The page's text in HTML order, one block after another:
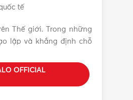
van. Đây là một thiết
xác, kín nước và chất
tế
Thế giới. Trong những
lập và khắng định chỗ
OFFICIAL